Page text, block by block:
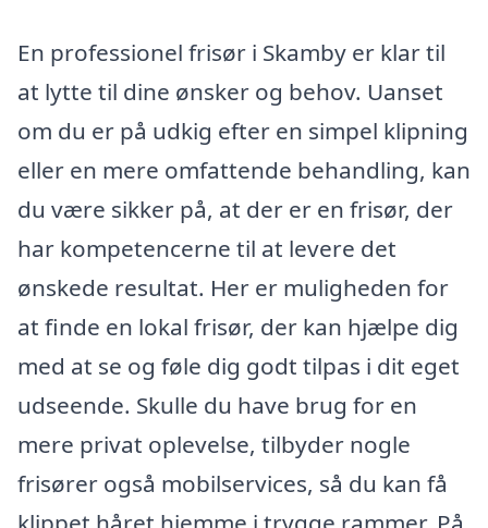
En professionel frisør i Skamby er klar til
at lytte til dine ønsker og behov. Uanset
om du er på udkig efter en simpel klipning
eller en mere omfattende behandling, kan
du være sikker på, at der er en frisør, der
har kompetencerne til at levere det
ønskede resultat. Her er muligheden for
at finde en lokal frisør, der kan hjælpe dig
med at se og føle dig godt tilpas i dit eget
udseende. Skulle du have brug for en
mere privat oplevelse, tilbyder nogle
frisører også mobilservices, så du kan få